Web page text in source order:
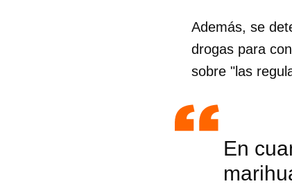
Además, se
drogas para
sobre "las
En